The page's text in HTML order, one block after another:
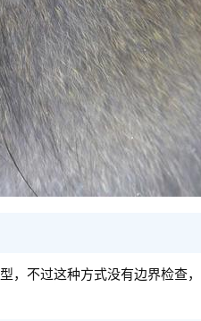
，不过这种方式没有边界检查